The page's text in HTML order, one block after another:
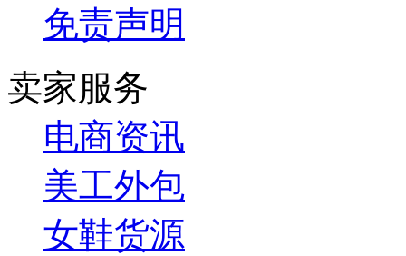
免责声明
卖家服务
电商资讯
美工外包
女鞋货源